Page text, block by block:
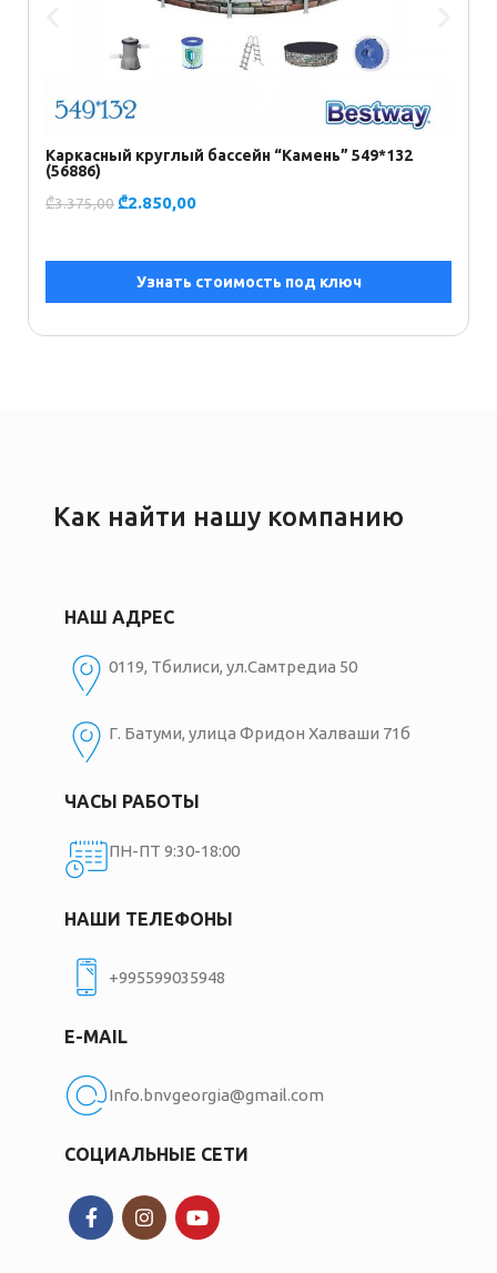
Каркасный круглый бассейн “Камень” 549*132
(56886)
₾3.375,00₾2.850,00
Узнать стоимость под ключ
Как найти нашу компанию
НАШ АДРЕС
0119, Тбилиси, ул.Самтредиа 50
Г. Батуми, улица Фридон Халваши 71б
ЧАСЫ РАБОТЫ
ПН-ПТ 9:30-18:00
НАШИ ТЕЛЕФОНЫ
+995599035948
E-MAIL
Info.bnvgeorgia@gmail.com
СОЦИАЛЬНЫЕ СЕТИ